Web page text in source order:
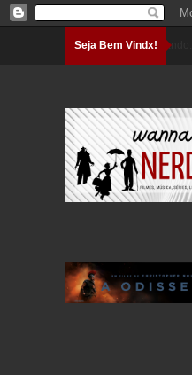
Seja Bem Vindx!Carregando...